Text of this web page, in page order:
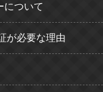
について
が必要な理由